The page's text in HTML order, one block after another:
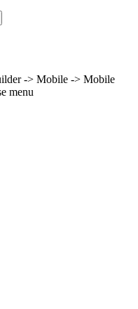
-> Mobile -> Mobile
menu